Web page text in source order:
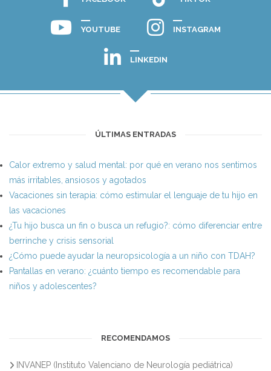
YOUTUBE INSTAGRAM
LINKEDIN
ÚLTIMAS ENTRADAS
Calor extremo y salud mental: por qué en verano nos sentimos
más irritables, ansiosos y agotados
Vacaciones sin terapia: cómo estimular el lenguaje de tu hijo en
las vacaciones
¿Tu hijo busca un fin o busca un refugio?: cómo diferenciar entre
berrinche y crisis sensorial
¿Cómo puede ayudar la neuropsicología a un niño con TDAH?
Pantallas en verano: ¿cuánto tiempo es recomendable para
niños y adolescentes?
RECOMENDAMOS
INVANEP (Instituto Valenciano de Neurología pediátrica)